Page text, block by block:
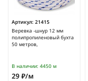
Артикул: 21415
Веревка -шнур 12 мм
полипропиленовый бухта
50 метров,
В наличии: 4450 м
29 ₽/м